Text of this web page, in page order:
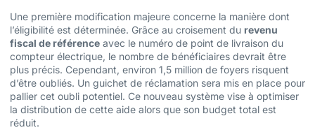
Une première modification majeure concerne la manière dont
l’éligibilité est déterminée. Grâce au croisement du revenu
fiscal de référence avec le numéro de point de livraison du
compteur électrique, le nombre de bénéficiaires devrait être
plus précis. Cependant, environ 1,5 million de foyers risquent
d’être oubliés. Un guichet de réclamation sera mis en place pour
pallier cet oubli potentiel. Ce nouveau système vise à optimiser
la distribution de cette aide alors que son budget total est
réduit.